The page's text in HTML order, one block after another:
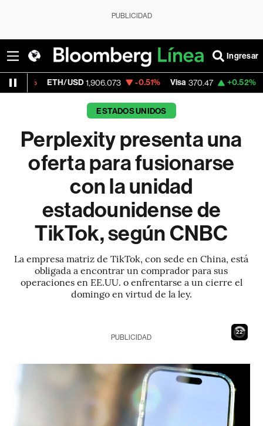
PUBLICIDAD
Ingresar
ETH/USD 1,906.073 -0.51% Visa 370.47 +0.52%
ESTADOS UNIDOS
Perplexity presenta una
oferta para fusionarse
con la unidad
estadounidense de
TikTok, según CNBC
La empresa matriz de TikTok, con sede en China, está
obligada a encontrar un comprador para sus
operaciones en EE.UU. o enfrentarse a un cierre el
domingo en virtud de la ley.
21
PUBLICIDAD